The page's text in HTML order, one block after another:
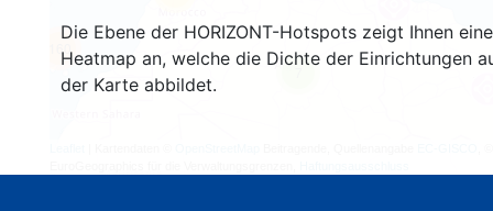
Die Ebene der HORIZONT-Hotspots zeigt Ihnen eine
Heatmap an, welche die Dichte der Einrichtungen
der Karte abbildet.
160